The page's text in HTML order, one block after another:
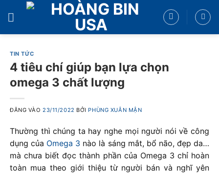
TIN TỨC
4 tiêu chí giúp bạn lựa chọn
omega 3 chất lượng
ĐĂNG VÀO 23/11/2022 BỞI PHÙNG XUÂN MẬN
Thường thì chúng ta hay nghe mọi người nói về công
dụng của Omega 3 nào là sáng mắt, bổ não, đẹp da…
mà chưa biết đọc thành phần của Omega 3 chỉ hoàn
toàn mua theo giới thiệu từ người bán và nghĩ yên